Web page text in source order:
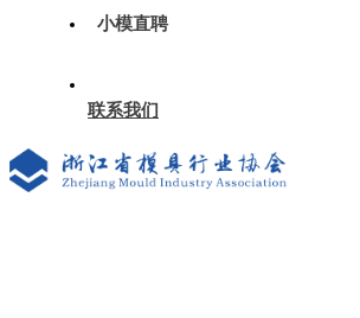
小模直聘
联系我们